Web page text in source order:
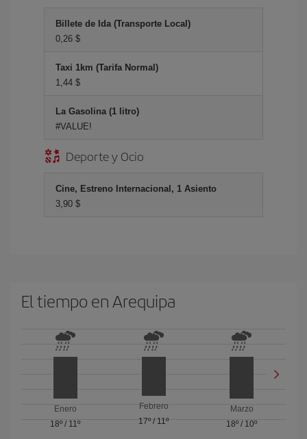
Billete de Ida (Transporte Local)
0,26 $
Taxi 1km (Tarifa Normal)
1,44 $
La Gasolina (1 litro)
#VALUE!
Deporte y Ocio
Cine, Estreno Internacional, 1 Asiento
3,90 $
El tiempo en Arequipa
Enero
18º / 11º
Febrero
17º/ 11º
Marzo
18º / 10º